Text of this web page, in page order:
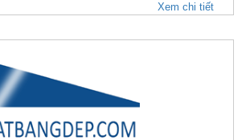
Xem chi tiết